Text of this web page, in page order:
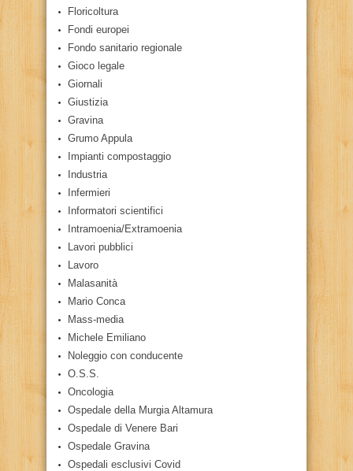
Floricoltura
Fondi europei
Fondo sanitario regionale
Gioco legale
Giornali
Giustizia
Gravina
Grumo Appula
Impianti compostaggio
Industria
Infermieri
Informatori scientifici
Intramoenia/Extramoenia
Lavori pubblici
Lavoro
Malasanità
Mario Conca
Mass-media
Michele Emiliano
Noleggio con conducente
O.S.S.
Oncologia
Ospedale della Murgia Altamura
Ospedale di Venere Bari
Ospedale Gravina
Ospedali esclusivi Covid